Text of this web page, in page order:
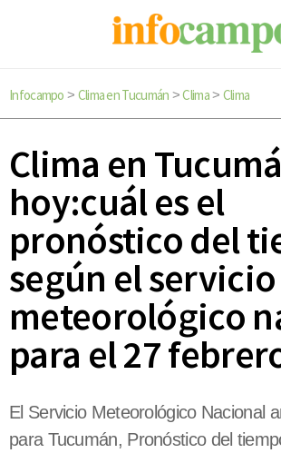
Infocampo > Clima en Tucumán >Clima> Clima
Clima en
hoy:cuál es el
pronóstico del
según el servicio
meteorológico
para el 27
El Servicio Meteorológico Nacional
para Tucumán, Pronóstico del